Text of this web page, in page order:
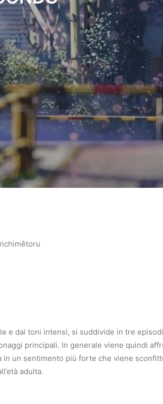
e dai toni intensi, si suddivide in tre
principali. In generale viene quindi
in un sentimento più forte che viene
adulta.